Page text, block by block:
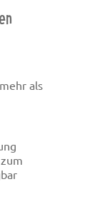
als